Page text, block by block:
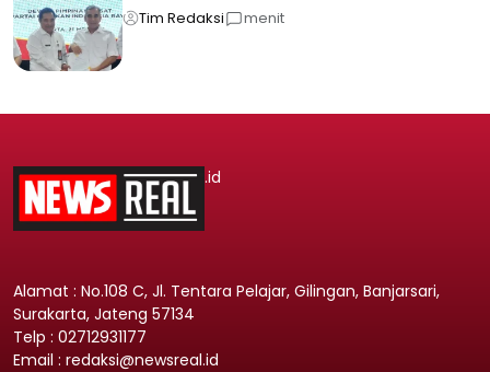
Tim Redaksi menit
.id
Alamat : No.108 C, Jl. Tentara Pelajar, Gilingan, Banjarsari,
Surakarta, Jateng 57134
Telp : 02712931177
Email : redaksi@newsreal.id